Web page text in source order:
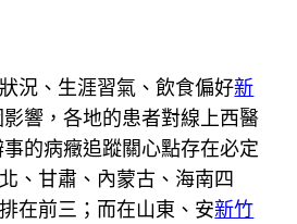
、生涯習氣、飲食偏好新
影響，各地的患者對線上西醫
的病癥追蹤關心點存在必定
、甘肅、內蒙古、海南四
在前三；而在山東、安新竹